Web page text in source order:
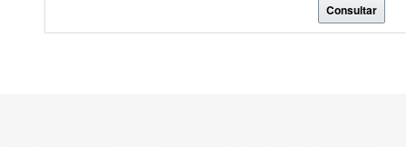
Consultar